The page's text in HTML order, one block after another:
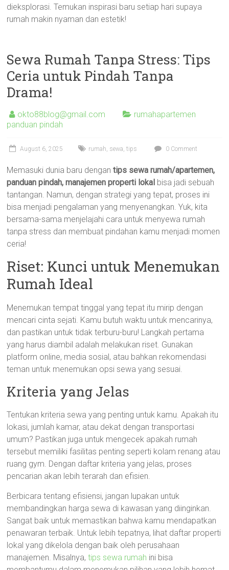
dieksplorasi. Temukan inspirasi baru setiap hari supaya
rumah makin nyaman dan estetik!
Sewa Rumah Tanpa Stress: Tips
Ceria untuk Pindah Tanpa
Drama!
okto88blog@gmail.com
rumahapartemen
panduan pindah
August 6, 2025 rumah, sewa,tips 0 Comment
Memasuki dunia baru dengantips sewa rumah/apartemen,
panduan pindah, manajemen properti lokal bisa jadi sebuah
tantangan. Namun, dengan strategi yang tepat, proses ini
bisa menjadi pengalaman yang menyenangkan. Yuk, kita
bersama-sama menjelajahi cara untuk menyewa rumah
tanpa stress dan membuat pindahan kamu menjadi momen
ceria!
Riset: Kunci untuk Menemukan
Rumah Ideal
Menemukan tempat tinggal yang tepat itu mirip dengan
mencari cinta sejati. Kamu butuh waktu untuk mencarinya,
dan pastikan untuk tidak terburu-buru! Langkah pertama
yang harus diambil adalah melakukan riset. Gunakan
platform online, media sosial, atau bahkan rekomendasi
teman untuk menemukan opsi sewa yang sesuai.
Kriteria yang Jelas
Tentukan kriteria sewa yang penting untuk kamu. Apakah itu
lokasi, jumlah kamar, atau dekat dengan transportasi
umum? Pastikan juga untuk mengecek apakah rumah
tersebut memiliki fasilitas penting seperti kolam renang atau
ruang gym. Dengan daftar kriteria yang jelas, proses
pencarian akan lebih terarah dan efisien.
Berbicara tentang efisiensi, jangan lupakan untuk
membandingkan harga sewa di kawasan yang diinginkan.
Sangat baik untuk memastikan bahwa kamu mendapatkan
penawaran terbaik. Untuk lebih tepatnya, lihat daftar properti
lokal yang dikelola dengan baik oleh perusahaan
manajemen. Misalnya,tips sewa rumah ini bisa